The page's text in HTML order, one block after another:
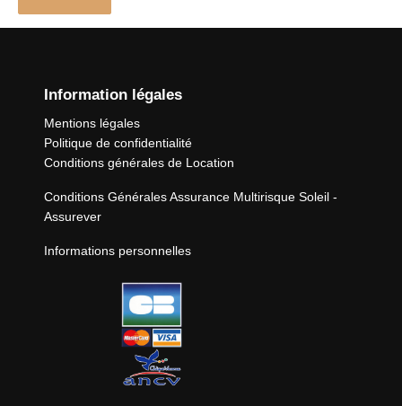
Information légales
Mentions légales
Politique de confidentialité
Conditions générales de Location
Conditions Générales Assurance Multirisque Soleil -
Assurever
Informations personnelles